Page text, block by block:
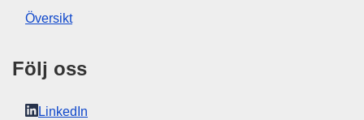
Översikt
Följ oss
LinkedIn